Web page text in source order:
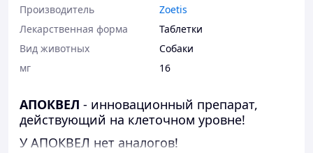
Производитель
Zoetis
Лекарственная форма
Таблетки
Вид животных
Собаки
мг
16
АПОКВЕЛ - инновационный препарат,
действующий на клеточном уровне!
У АПОКВЕЛ нет аналогов!